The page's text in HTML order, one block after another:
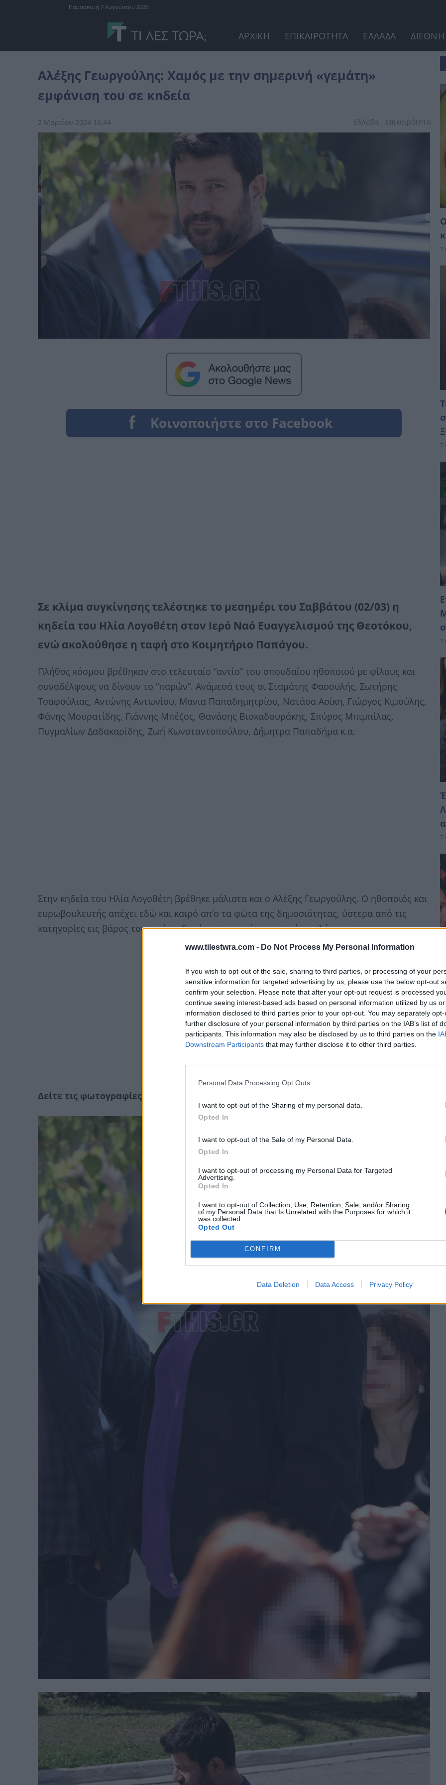
www.tilestwra.com - Do Not Process My Personal Information
If you wish to opt-out of the sale, sharing to third parties, or processing of your
sensitive information for targeted advertising by us, please use the below opt-out
confirm your selection. Please note that after your opt-out request is processed
continue seeing interest-based ads based on personal information utilized by us
information disclosed to third parties prior to your opt-out. You may separately
further disclosure of your personal information by third parties on the IAB’s list of
participants. This information may also be disclosed by us to third parties on the
Downstream Participants that may further disclose it to other third parties.
Personal Data Processing Opt Outs
I want to opt-out of the Sharing of my personal data.
Opted In
I want to opt-out of the Sale of my Personal Data.
Opted In
I want to opt-out of processing my Personal Data for Targeted
Advertising.
Opted In
I want to opt-out of Collection, Use, Retention, Sale, and/or Sharing
of my Personal Data that Is Unrelated with the Purposes for which it
was collected.
Opted Out
CONFIRM
Data Deletion Data Access Privacy Policy
Παρασκευή 7 Αυγούστου 2026
ΑΡΧΙΚΗ ΕΠΙΚΑΙΡΟΤΗΤΑ ΕΛΛΑΔΑ ΔΙΕΘΝΗ
Αλέξης Γεωργούλης: Χαμóς με την σημερινή «γεμάτη»
εμφάνιση του σε κnδεία
2 Μαρτίου 2024 16:44 Ελλάδα επικαιpότnτα
Σε κλίμα συγκίνησης τελέστηκε το μεσημέρι του Σαββάτου (02/03) η
κηδεία του Ηλία Λογοθέτη στον Ιερό Ναό Ευαγγελισμού της Θεοτόκου,
ενώ ακολούθησε η ταφή στο Κοιμητήριο Παπάγου.
Πλήθος κόσμου βρέθηκαν στο τελευταίο “αντίο” του σπουδαίου ηθοποιού με φίλους και
συναδέλφους να δίνουν το “παρών”. Ανάμεσά τους οι Σταμάτης Φασουλής, Σωτήρης
Τσαφούλιας, Αντώνης Αντωνίου, Μανια Παπαδημητρίου, Νατάσα Ασίκη, Γιώργος Κιμούλης,
Φάνης Μουρατίδης, Γιάννης Μπέζος, Θανάσης Βισκαδουράκης, Σπύρος Μπιμπίλας,
Πυγμαλίων Δαδακαρίδης, Ζωή Κωνσταντοπούλου, Δήμητρα Παπαδήμα κ.α.
Στην κηδεία του Ηλία Λογοθέτη βρέθηκε μάλιστα και ο Αλέξης Γεωργούλης. Ο ηθοποιός και
ευρωβουλευτής απέχει εδώ και καιρό απ’ο τα φώτα της δημοσιότητας, ύστερα από τις
κατηγορίες εις βάρος του, ενώ οι δημόσιες εμφανίσεις του είναι ελάχιστες.
Δείτε τις φωτογραφίες από το FTHIS.gr:
7
7
7
7
7